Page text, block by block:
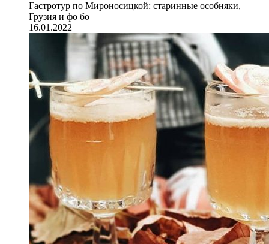
Гастротур по Мироносицкой: старинные особняки,
Грузия и фо бо
16.01.2022